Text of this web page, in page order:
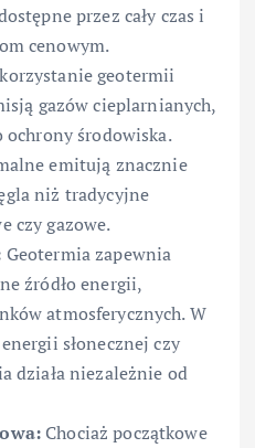
przez cały czas i
cenowym.
geotermii
gazów cieplarnianych,
ochrony środowiska.
emitują znacznie
niż tradycyjne
czy gazowe.
Geotermia zapewnia
źródło energii,
atmosferycznych. W
słonecznej czy
działa niezależnie od
Chociaż początkowe